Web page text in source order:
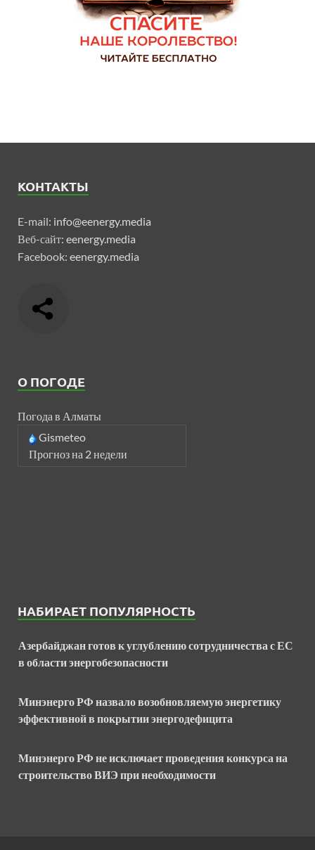
КОНТАКТЫ
E-mail: info@eenergy.media
Веб-сайт: eenergy.media
Facebook: eenergy.media
О ПОГОДЕ
Погода в Алматы
Gismeteo
Прогноз на 2 недели
НАБИРАЕТ ПОПУЛЯРНОСТЬ
Азербайджан готов к углублению сотрудничества с ЕС
в области энергобезопасности
Минэнерго РФ назвало возобновляемую энергетику
эффективной в покрытии энергодефицита
Минэнерго РФ не исключает проведения конкурса на
строительство ВИЭ при необходимости